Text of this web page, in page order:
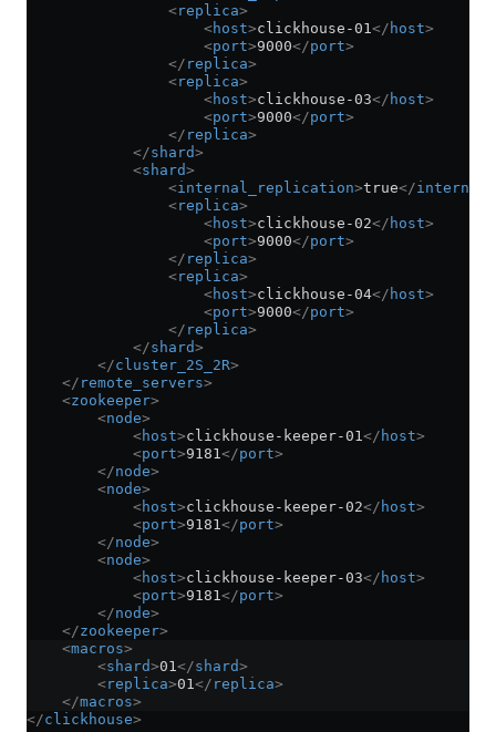
                <
replica>
                    <
host>clickhouse-01</ host>
                    <
port>9000</port>
                </
replica>
                <
replica>
                    <
host>clickhouse-03</ host>
                    <
port>9000</port>
                </
replica>
            </
shard>
            <
shard>
                <
internal_replication>true</
                <
replica>
                    <
host>clickhouse-02</ host>
                    <
port>9000</port>
                </
replica>
                <
replica>
                    <
host>clickhouse-04</ host>
                    <
port>9000</port>
                </
replica>
            </
shard>
        </
cluster_2S_2R>
    </
remote_servers>
    <
zookeeper>
        <
node>
            <
host>clickhouse-keeper-01</ host>
            <
port>9181</port>
        </
node>
        <
node>
            <
host>clickhouse-keeper-02</ host>
            <
port>9181</port>
        </
node>
        <
node>
            <
host>clickhouse-keeper-03</ host>
            <
port>9181</port>
        </
node>
    </
zookeeper>
    <
macros>
        <
shard>01</shard>
        <
replica>01</ replica>
    </
macros>
</clickhouse>